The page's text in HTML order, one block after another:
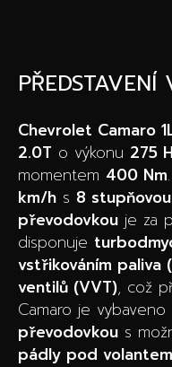
PŘEDSTAVENÍ
Chevrolet Camaro
2.0T o výkonu 275
momentem 400 Nm
km/h s 8
převodovkou je za
disponuje
vstřikováním paliva
ventilů (VVT), což
Camaro je vybaveno
převodovkou s
pádly pod volantem